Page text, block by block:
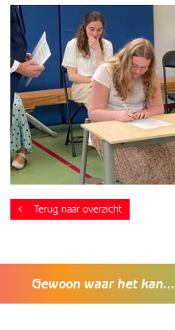
Terug naar overzicht
Gewoon waar het